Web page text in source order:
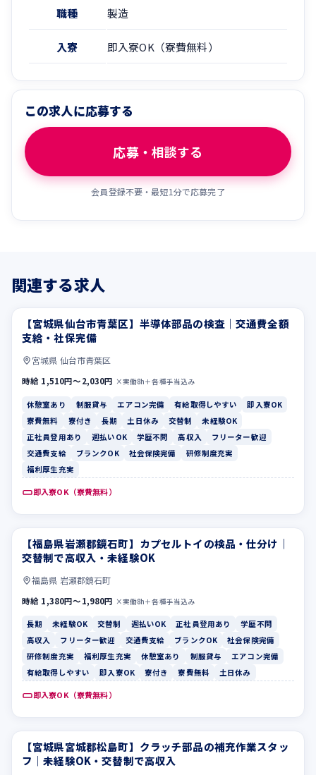
職種 製造
入寮 即入寮OK（寮費無料）
この求人に応募する
応募・相談する
会員登録不要・最短1分で応募完了
関連する求人
休憩室あり 制服貸与
【宮城県仙台市青葉区】半導体部品の検査｜交通費全額
支給・社保完備
宮城県 仙台市青葉区
時給 1,510円〜2,030円 ×実働8h＋各種手当込み
休憩室あり 制服貸与 エアコン完備 有給取得しやすい
即入寮OK
寮費無料
寮付き 長期 土日休み 交替制
未経験OK
正社員登用あり
週払いOK 学歴不問 高収入
フリーター歓迎
交通費支給
ブランクOK 社会保険完備
研修制度充実
福利厚生充実
即入寮OK（寮費無料）
長期 未経験OK
【福島県岩瀬郡鏡石町】カプセルトイの検品・仕分け｜
交替制で高収入・未経験OK
福島県 岩瀬郡鏡石町
時給 1,380円〜1,980円 ×実働8h＋各種手当込み
長期 未経験OK 交替制 週払いOK 正社員登用あり
学歴不問
高収入
フリーター歓迎 交通費支給 ブランクOK
社会保険完備
研修制度充実
福利厚生充実 休憩室あり 制服貸与
エアコン完備
有給取得しやすい
即入寮OK 寮付き 寮費無料 土日休み
即入寮OK（寮費無料）
週払いOK 学歴不問
【宮城県宮城郡松島町】クラッチ部品の補充作業スタッ
フ｜未経験OK・交替制で高収入